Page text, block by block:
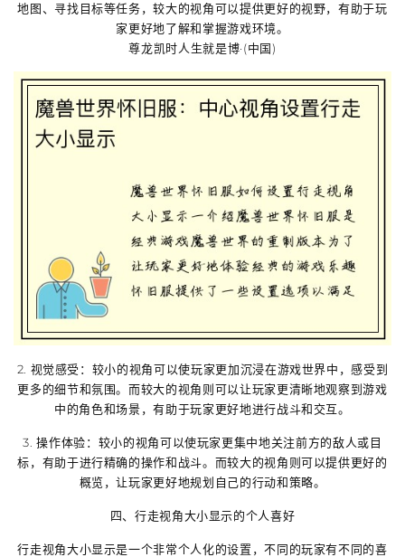
地图、寻找目标等任务，较大的视角可以提供更好的视野，有助于玩
家更好地了解和掌握游戏环境。
尊龙凯时人生就是博·(中国)
2. 视觉感受：较小的视角可以使玩家更加沉浸在游戏世界中，感受到
更多的细节和氛围。而较大的视角则可以让玩家更清晰地观察到游戏
中的角色和场景，有助于玩家更好地进行战斗和交互。
3. 操作体验：较小的视角可以使玩家更集中地关注前方的敌人或目
标，有助于进行精确的操作和战斗。而较大的视角则可以提供更好的
概览，让玩家更好地规划自己的行动和策略。
四、行走视角大小显示的个人喜好
行走视角大小显示是一个非常个人化的设置，不同的玩家有不同的喜